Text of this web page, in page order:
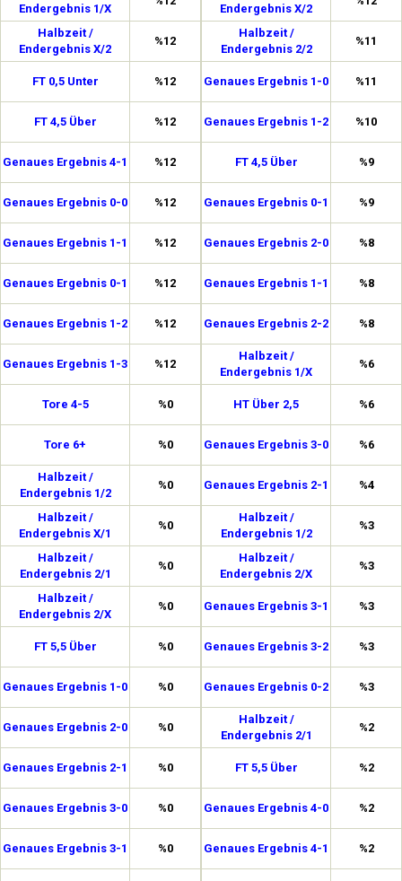
Endergebnis 1/X
Halbzeit /
Endergebnis X/2
%12
FT 0,5 Unter %12
FT 4,5 Über %12
Genaues Ergebnis 4-1 %12
Genaues Ergebnis 0-0 %12
Genaues Ergebnis 1-1 %12
Genaues Ergebnis 0-1 %12
Genaues Ergebnis 1-2 %12
Genaues Ergebnis 1-3 %12
Tore 4-5 %0
Tore 6+ %0
Halbzeit /
Endergebnis 1/2
%0
Halbzeit /
Endergebnis X/1
%0
Halbzeit /
Endergebnis 2/1
%0
Halbzeit /
Endergebnis 2/X
%0
FT 5,5 Über %0
Genaues Ergebnis 1-0 %0
Genaues Ergebnis 2-0 %0
Genaues Ergebnis 2-1 %0
Genaues Ergebnis 3-0 %0
Genaues Ergebnis 3-1 %0
Endergebnis X/2
Halbzeit /
Endergebnis 2/2
%11
Genaues Ergebnis 1-0 %11
Genaues Ergebnis 1-2 %10
FT 4,5 Über %9
Genaues Ergebnis 0-1 %9
Genaues Ergebnis 2-0 %8
Genaues Ergebnis 1-1 %8
Genaues Ergebnis 2-2 %8
Halbzeit /
Endergebnis 1/X
%6
HT Über 2,5 %6
Genaues Ergebnis 3-0 %6
Genaues Ergebnis 2-1 %4
Halbzeit /
Endergebnis 1/2
%3
Halbzeit /
Endergebnis 2/X
%3
Genaues Ergebnis 3-1 %3
Genaues Ergebnis 3-2 %3
Genaues Ergebnis 0-2 %3
Halbzeit /
Endergebnis 2/1
%2
FT 5,5 Über %2
Genaues Ergebnis 4-0 %2
Genaues Ergebnis 4-1 %2